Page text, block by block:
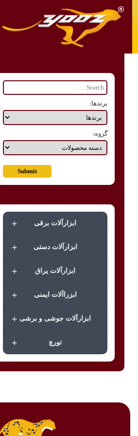
برندها:
گروه:
+ ابزارآلات برقی
+ ابزارآلات دستی
+ ابزارآلات یراق
+ ابزراآلات ایمنی
+ ابزارآلات جوشی و برشی
+ تورچ